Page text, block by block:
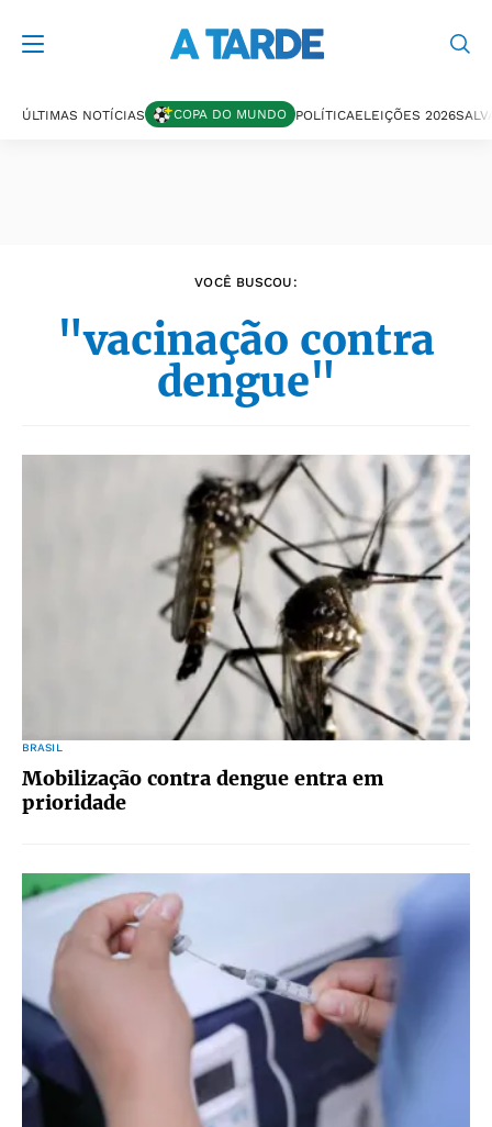
ÚLTIMAS NOTÍCIAS COPA DO MUNDO POLÍTICAELEIÇÕES 2026
VOCÊ BUSCOU:
"vacinação contra
dengue"
BRASIL
Mobilização contra dengue entra em
prioridade